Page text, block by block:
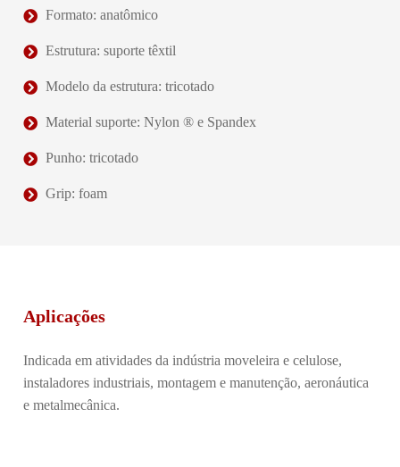
Formato: anatômico
Estrutura: suporte têxtil
Modelo da estrutura: tricotado
Material suporte: Nylon ® e Spandex
Punho: tricotado
Grip: foam
Aplicações
Indicada em atividades da indústria moveleira e celulose,
instaladores industriais, montagem e manutenção, aeronáutica
e metalmecânica.